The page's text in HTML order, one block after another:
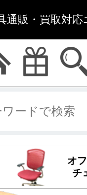
通販・買取対
オ
チ